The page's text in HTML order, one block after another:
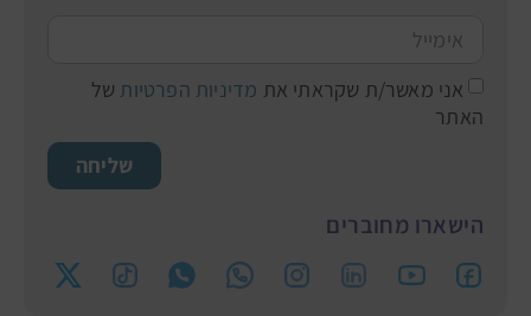
אני מאשר/ת שקראתי את מדיניות הפרטיות של
האתר
שליחה
הישארו מחוברים